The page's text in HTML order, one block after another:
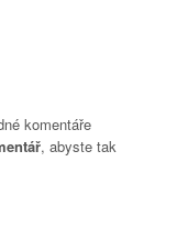
komentáře
, abyste tak